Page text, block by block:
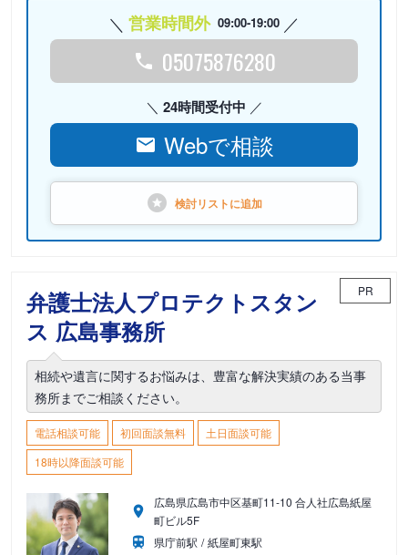
営業時間外 09:00-19:00
05075876280
24時間受付中
Webで相談
検討リストに追加
弁護士法人プロテクトスタン
ス 広島事務所
PR
相続や遺言に関するお悩みは、豊富な解決実績のある当事
務所までご相談ください。
電話相談可能 初回面談無料
土日面談可能
18時以降面談可能
広島県広島市中区基町11-10 合人社広島紙屋
町ビル5F
県庁前駅
紙屋町東駅